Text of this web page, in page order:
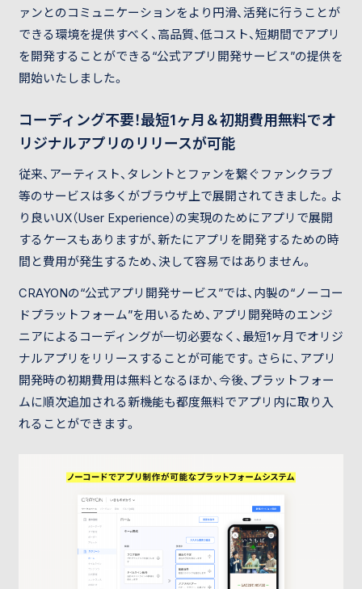
ァンとのコミュニケーションをより円滑、活発に行うことが
できる環境を提供すべく、高品質、低コスト、短期間でアプリ
を開発することができる“公式アプリ開発サービス”の提供を
開始いたしました。
コーディング不要！最短1ヶ月＆初期費用無料でオ
リジナルアプリのリリースが可能
従来、アーティスト、タレントとファンを繋ぐファンクラブ
等のサービスは多くがブラウザ上で展開されてきました。よ
り良いUX（User Experience）の実現のためにアプリで展開
するケースもありますが、新たにアプリを開発するための時
間と費用が発生するため、決して容易ではありません。
CRAYONの“公式アプリ開発サービス”では、内製の“ノーコー
ドプラットフォーム”を用いるため、アプリ開発時のエンジ
ニアによるコーディングが一切必要なく、最短1ヶ月でオリジ
ナルアプリをリリースすることが可能です。さらに、アプリ
開発時の初期費用は無料となるほか、今後、プラットフォー
ムに順次追加される新機能も都度無料でアプリ内に取り入
れることができます。